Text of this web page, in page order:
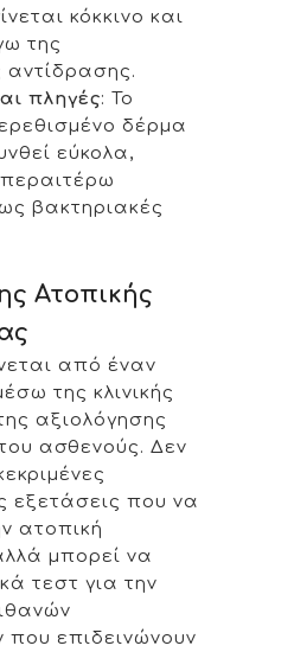
κόκκινο και
της
πληγές: Το
δέρμα
εύκολα,
βακτηριακές
Ατοπικής
από έναν
της κλινικής
αξιολόγησης
ασθενούς. Δεν
εξετάσεις που να
ατοπική
μπορεί να
τεστ για την
που επιδεινώνουν